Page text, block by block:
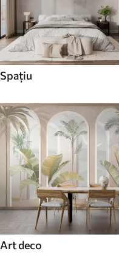
Spaţiu
Art deco